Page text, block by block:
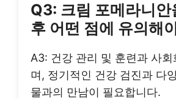
Q3: 크림 포메라니안
후 어떤 점에 유의해
A3: 건강 관리 및 훈련과 사
며, 정기적인 건강 검진과 다
물과의 만남이 필요합니다.